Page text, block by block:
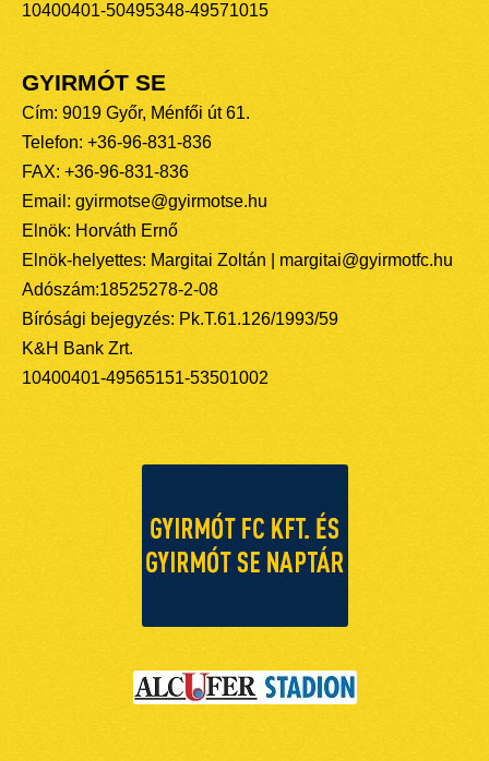
10400401-50495348-49571015
GYIRMÓT SE
Cím: 9019 Győr, Ménfői út 61.
Telefon: +36-96-831-836
FAX: +36-96-831-836
Email: gyirmotse@gyirmotse.hu
Elnök: Horváth Ernő
Elnök-helyettes: Margitai Zoltán | margitai@gyirmotfc.hu
Adószám:18525278-2-08
Bírósági bejegyzés: Pk.T.61.126/1993/59
K&H Bank Zrt.
10400401-49565151-53501002